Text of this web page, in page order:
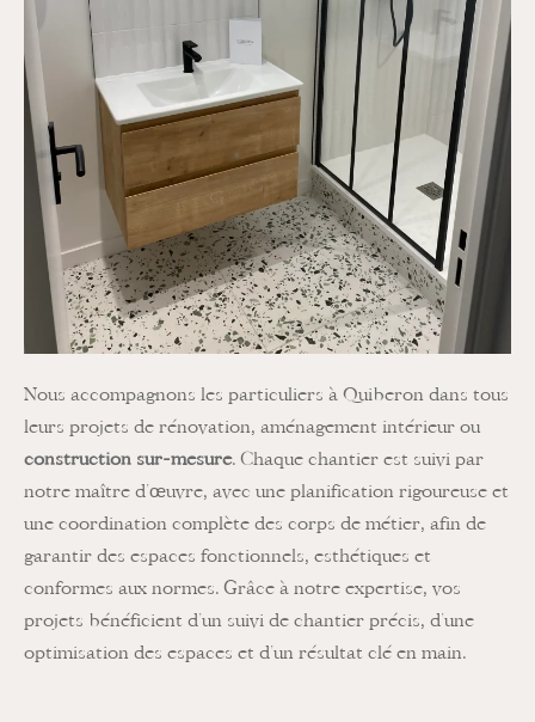
Nous accompagnons les particuliers à Quiberon dans tous
leurs projets de rénovation, aménagement intérieur ou
construction sur-mesure. Chaque chantier est suivi par
notre maître d’œuvre, avec une planification rigoureuse et
une coordination complète des corps de métier, afin de
garantir des espaces fonctionnels, esthétiques et
conformes aux normes. Grâce à notre expertise, vos
projets bénéficient d’un suivi de chantier précis, d’une
optimisation des espaces et d’un résultat clé en main.